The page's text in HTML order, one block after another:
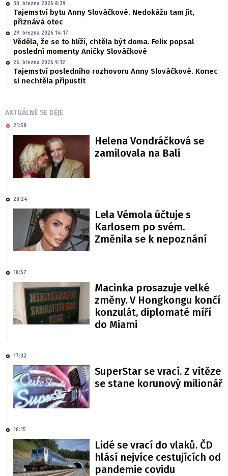
30. března 2026 8:29
Tajemství bytu Anny Slováčkové. Nedokážu tam jít,
přiznává otec
29. března 2026 14:17
Věděla, že se to blíží, chtěla být doma. Felix popsal
poslední momenty Aničky Slováčkové
26. března 2026 9:12
Tajemství posledního rozhovoru Anny Slováčkové. Konec
si nechtěla připustit
AKTUÁLNĚ SE DĚJE
21:58
Helena Vondráčková se
zamilovala na Bali
20:24
Lela Vémola účtuje s
Karlosem po svém.
Změnila se k nepoznání
18:57
Macinka prosazuje velké
změny. V Hongkongu končí
konzulát, diplomaté míří
do Miami
17:32
SuperStar se vrací. Z vítěze
se stane korunový milionář
16:15
Lidé se vrací do vlaků. ČD
hlásí nejvíce cestujících od
pandemie covidu